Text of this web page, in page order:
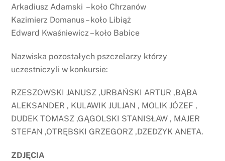
Arkadiusz Adamski – koło Chrzanów
Kazimierz Domanus – koło Libiąż
Edward Kwaśniewicz – koło Babice
Nazwiska pozostałych pszczelarzy którzy
uczestniczyli w konkursie:
RZESZOWSKI JANUSZ ,URBAŃSKI ARTUR ,BĄBA
ALEKSANDER , KULAWIK JULJAN , MOLIK JÓZEF ,
DUDEK TOMASZ ,GĄGOLSKI STANISŁAW , MAJER
STEFAN ,OTRĘBSKI GRZEGORZ ,DZEDZYK ANETA.
ZDJĘCIA